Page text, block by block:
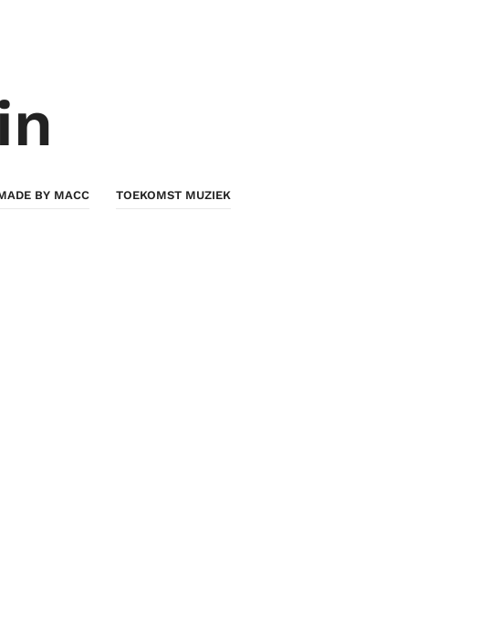
BY MACC TOEKOMST MUZIEK